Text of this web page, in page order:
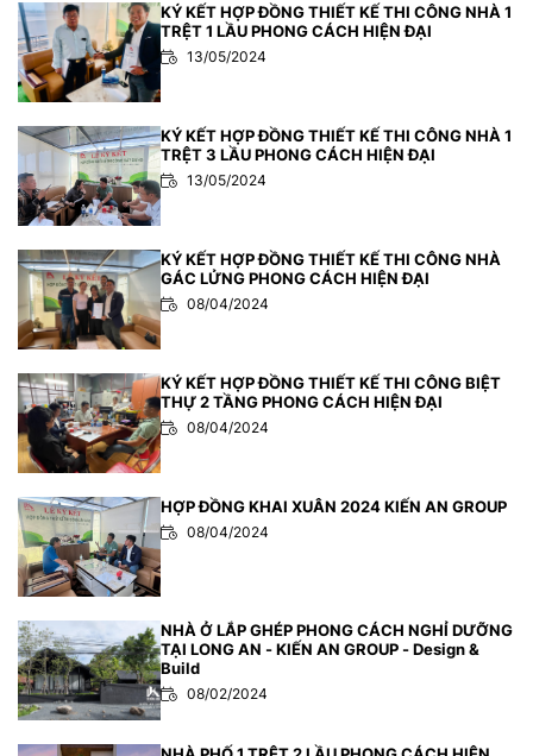
KÝ KẾT HỢP ĐỒNG THIẾT KẾ THI CÔNG NHÀ 1
TRỆT 1 LẦU PHONG CÁCH HIỆN ĐẠI
13/05/2024
KÝ KẾT HỢP ĐỒNG THIẾT KẾ THI CÔNG NHÀ 1
TRỆT 3 LẦU PHONG CÁCH HIỆN ĐẠI
13/05/2024
KÝ KẾT HỢP ĐỒNG THIẾT KẾ THI CÔNG NHÀ
GÁC LỬNG PHONG CÁCH HIỆN ĐẠI
08/04/2024
KÝ KẾT HỢP ĐỒNG THIẾT KẾ THI CÔNG BIỆT
THỰ 2 TẦNG PHONG CÁCH HIỆN ĐẠI
08/04/2024
HỢP ĐỒNG KHAI XUÂN 2024 KIẾN AN GROUP
08/04/2024
NHÀ Ở LẮP GHÉP PHONG CÁCH NGHỈ DƯỠNG
TẠI LONG AN - KIẾN AN GROUP - Design &
Build
08/02/2024